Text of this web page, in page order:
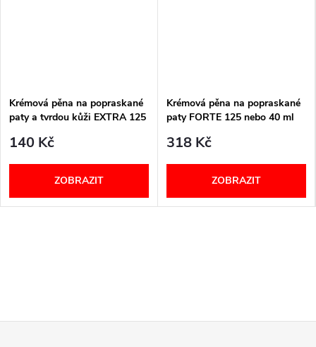
Krémová pěna na popraskané
paty a tvrdou kůži EXTRA 125
140 Kč
ZOBRAZIT
Krémová pěna na popraskané
paty FORTE 125 nebo 40 ml
318 Kč
ZOBRAZIT